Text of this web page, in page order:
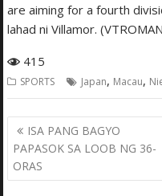
are aiming for a fourth
lahad ni Villamor.
415
SPORTS Japan, Macau,
Post
navigation
ISA PANG BAGYO
PAPASOK SA LOOB NG 36-
ORAS